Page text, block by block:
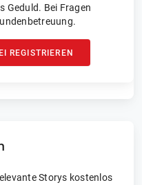
Geduld. Bei Fragen
REGISTRIEREN
Storys kostenlos